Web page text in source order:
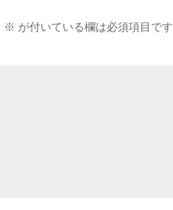
※ が付いている欄は必須項目です